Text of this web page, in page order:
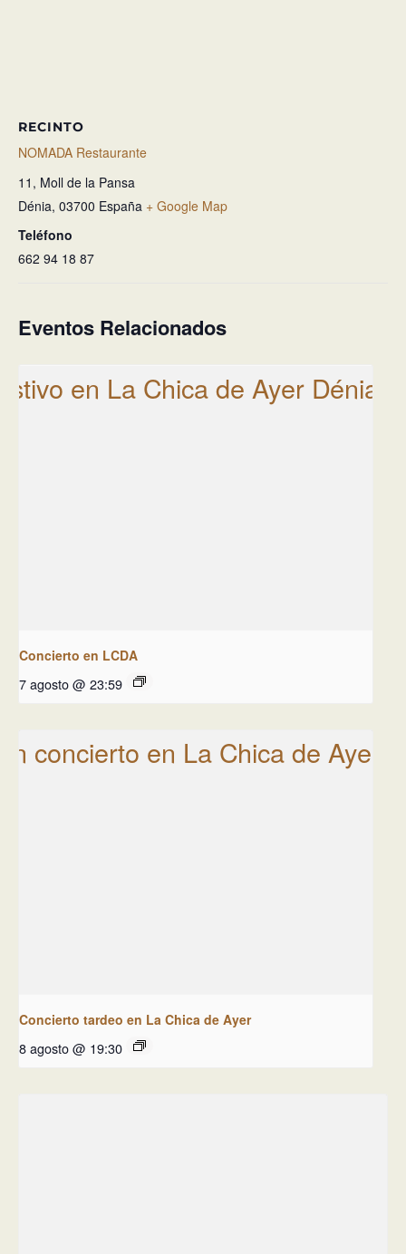
RECINTO
NOMADA Restaurante
11, Moll de la Pansa
Dénia, 03700 España + Google Map
Teléfono
662 94 18 87
Eventos Relacionados
Concierto en LCDA
7 agosto @ 23:59
Concierto tardeo en La Chica de Ayer
8 agosto @ 19:30